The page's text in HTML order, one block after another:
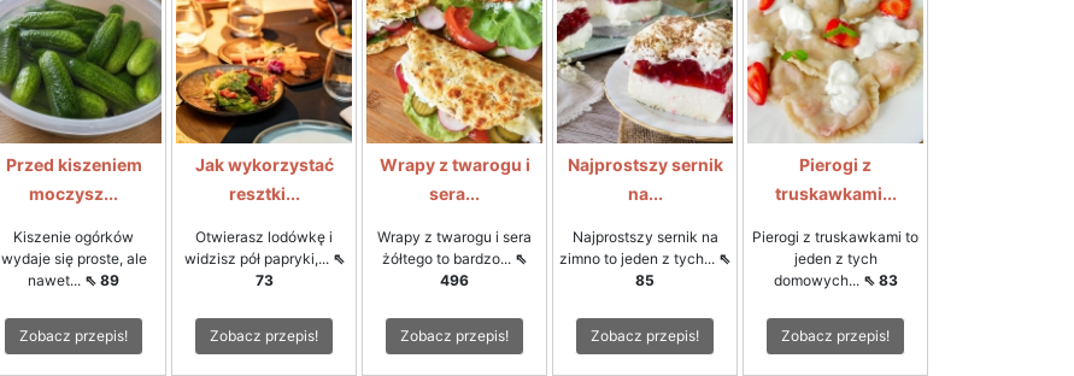
Przed kiszeniem
moczysz...
Kiszenie ogórków
wydaje się proste, ale
nawet... ⇖ 89
Zobacz przepis!
Jak wykorzystać
resztki...
Otwierasz lodówkę i
widzisz pół papryki,... ⇖
73
Zobacz przepis!
Wrapy z twarogu i
sera...
Wrapy z twarogu i sera
żółtego to bardzo... ⇖
496
Zobacz przepis!
Najprostszy sernik
na...
Najprostszy sernik na
zimno to jeden z tych... ⇖
85
Zobacz przepis!
Pierogi z
truskawkami...
Pierogi z truskawkami to
jeden z tych
domowych... ⇖ 83
Zobacz przepis!